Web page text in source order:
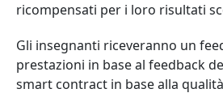
ricompensati per i loro risultati
Gli insegnanti riceveranno un
prestazioni in base al feedback
smart contract in base alla